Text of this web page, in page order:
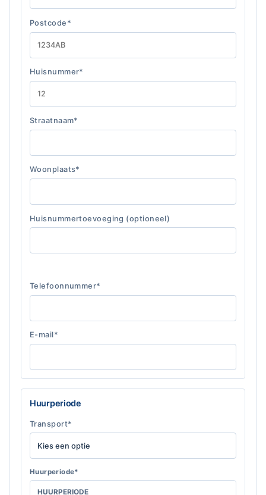
Postcode*
Huisnummer*
Straatnaam*
Woonplaats*
Huisnummertoevoeging (optioneel)
Telefoonnummer*
E-mail*
Huurperiode
Transport*
Huurperiode*
HUURPERIODE